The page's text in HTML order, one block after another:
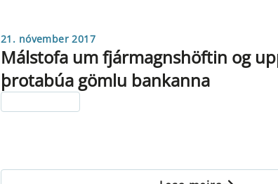
21. nóvember 2017
Málstofa um fjármagnshöftin og
þrotabúa gömlu bankanna